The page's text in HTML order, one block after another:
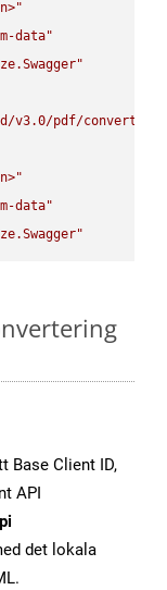
data"
pdf/convert/
data"
Base Client ID,
API
det lokala